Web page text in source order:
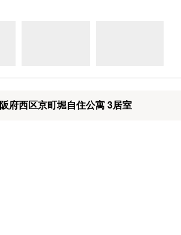
府西区京町堀自住公寓 3居室